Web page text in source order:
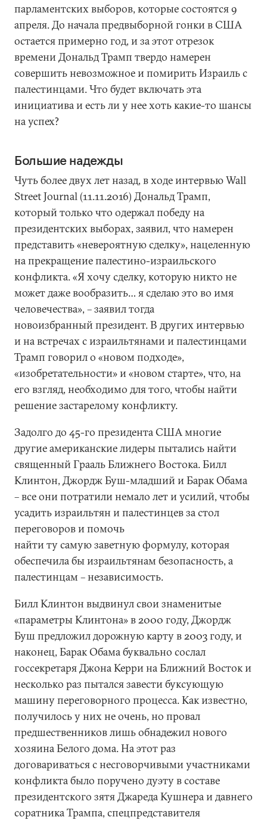
парламентских выборов, которые состоятся 9
апреля. До начала предвыборной гонки в США
остается примерно год, и за этот отрезок
времени Дональд Трамп твердо намерен
совершить невозможное и помирить Израиль с
палестинцами. Что будет включать эта
инициатива и есть ли у нее хоть какие-то шансы
на успех?
Большие надежды
Чуть более двух лет назад, в ходе интервью Wall
Street Journal (11.11.2016) Дональд Трамп,
который только что одержал победу на
президентских выборах, заявил, что намерен
представить «невероятную сделку», нацеленную
на прекращение палестино-израильского
конфликта. «Я хочу сделку, которую никто не
может даже вообразить… я сделаю это во имя
человечества», – заявил тогда
новоизбранный президент. В других интервью
и на встречах с израильтянами и палестинцами
Трамп говорил о «новом подходе»,
«изобретательности» и «новом старте», что, на
его взгляд, необходимо для того, чтобы найти
решение застарелому конфликту.
Задолго до 45-го президента США многие
другие американские лидеры пытались найти
священный Грааль Ближнего Востока. Билл
Клинтон, Джордж Буш-младший и Барак Обама
– все они потратили немало лет и усилий, чтобы
усадить израильтян и палестинцев за стол
переговоров и помочь
найти ту самую заветную формулу, которая
обеспечила бы израильтянам безопасность, а
палестинцам – независимость.
Билл Клинтон выдвинул свои знаменитые
«параметры Клинтона» в 2000 году, Джордж
Буш предложил дорожную карту в 2003 году, и
наконец, Барак Обама буквально сослал
госсекретаря Джона Керри на Ближний Восток и
несколько раз пытался завести буксующую
машину переговорного процесса. Как известно,
получилось у них не очень, но провал
предшественников лишь обнадежил нового
хозяина Белого дома. На этот раз
договариваться с несговорчивыми участниками
конфликта было поручено дуэту в составе
президентского зятя Джареда Кушнера и давнего
соратника Трампа, спецпредставителя